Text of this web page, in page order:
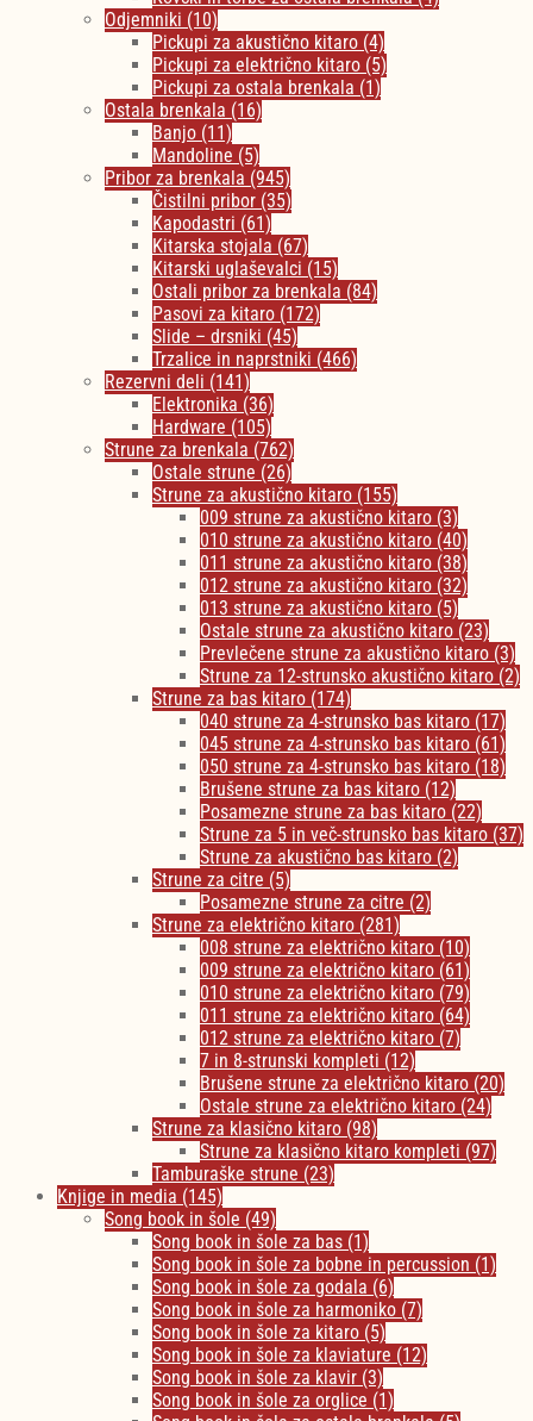
Odjemniki (10)
Pickupi za akustično kitaro (4)
Pickupi za električno kitaro (5)
Pickupi za ostala brenkala (1)
Ostala brenkala (16)
Banjo (11)
Mandoline (5)
Pribor za brenkala (945)
Čistilni pribor (35)
Kapodastri (61)
Kitarska stojala (67)
Kitarski uglaševalci (15)
Ostali pribor za brenkala (84)
Pasovi za kitaro (172)
Slide – drsniki (45)
Trzalice in naprstniki (466)
Rezervni deli (141)
Elektronika (36)
Hardware (105)
Strune za brenkala (762)
Ostale strune (26)
Strune za akustično kitaro (155)
009 strune za akustično kitaro (3)
010 strune za akustično kitaro (40)
011 strune za akustično kitaro (38)
012 strune za akustično kitaro (32)
013 strune za akustično kitaro (5)
Ostale strune za akustično kitaro (23)
Prevlečene strune za akustično kitaro (3)
Strune za 12-strunsko akustično kitaro (2)
Strune za bas kitaro (174)
040 strune za 4-strunsko bas kitaro (17)
045 strune za 4-strunsko bas kitaro (61)
050 strune za 4-strunsko bas kitaro (18)
Brušene strune za bas kitaro (12)
Posamezne strune za bas kitaro (22)
Strune za 5 in več-strunsko bas kitaro (37)
Strune za akustično bas kitaro (2)
Strune za citre (5)
Posamezne strune za citre (2)
Strune za električno kitaro (281)
008 strune za električno kitaro (10)
009 strune za električno kitaro (61)
010 strune za električno kitaro (79)
011 strune za električno kitaro (64)
012 strune za električno kitaro (7)
7 in 8-strunski kompleti (12)
Brušene strune za električno kitaro (20)
Ostale strune za električno kitaro (24)
Strune za klasično kitaro (98)
Strune za klasično kitaro kompleti (97)
Tamburaške strune (23)
Knjige in media (145)
Song book in šole (49)
Song book in šole za bas (1)
Song book in šole za bobne in percussion (1)
Song book in šole za godala (6)
Song book in šole za harmoniko (7)
Song book in šole za kitaro (5)
Song book in šole za klaviature (12)
Song book in šole za klavir (3)
Song book in šole za orglice (1)